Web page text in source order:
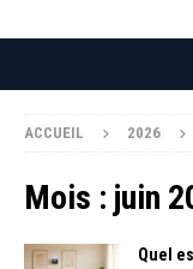
ACCUEIL 2026
Mois : juin
Quel